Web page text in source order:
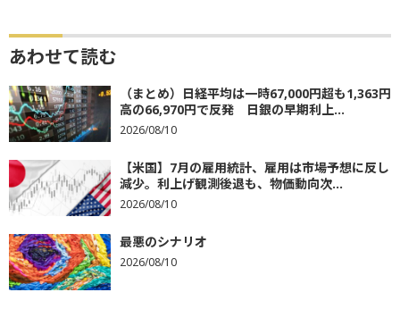
あわせて読む
（まとめ）日経平均は一時67,000円超も1,363円
高の66,970円で反発 日銀の早期利上...
2026/08/10
【米国】7月の雇用統計、雇用は市場予想に反し
減少。利上げ観測後退も、物価動向次...
2026/08/10
最悪のシナリオ
2026/08/10